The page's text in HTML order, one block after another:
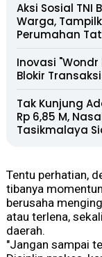
Aksi Sosial
Warga,
Perumahan
Inovasi
Blokir
Tak Kunjung
Rp 6,85 M,
Tasikmalaya
Tentu perhatian,
tibanya
berusaha
atau terlena,
daerah.
"Jangan sampai